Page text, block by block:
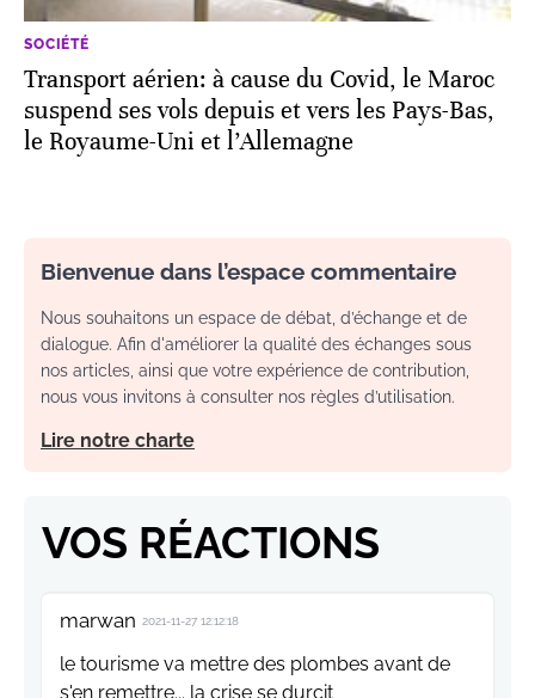
SOCIÉTÉ
Transport aérien: à cause du Covid, le Maroc
suspend ses vols depuis et vers les Pays-Bas,
le Royaume-Uni et l’Allemagne
Bienvenue dans l’espace commentaire
Nous souhaitons un espace de débat, d’échange et de
dialogue. Afin d'améliorer la qualité des échanges sous
nos articles, ainsi que votre expérience de contribution,
nous vous invitons à consulter nos règles d’utilisation.
Lire notre charte
VOS RÉACTIONS
marwan 2021-11-27 12:12:18
le tourisme va mettre des plombes avant de
s'en remettre... la crise se durcit